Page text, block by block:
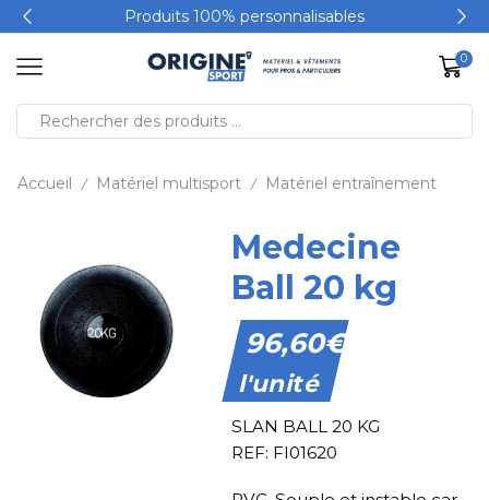
Produits 100% personnalisables
0
Accueil / Matériel multisport / Matériel entraînement
Medecine
Ball 20 kg
96,60€
l'unité
SLAN BALL 20 KG
REF: FI01620